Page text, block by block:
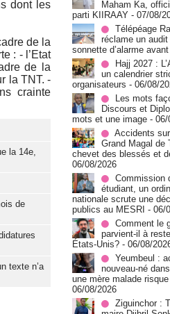
dont les
de la
: - l’Etat
de la
la TNT. -
crainte
la 14e,
de
texte n’a
Maham Ka,
parti KIIRAAY - 07/08/
Télépéage
réclame un
sonnette d’alarme
Hajj 2027 :
un calendrier
organisateurs - 06/08/
Les mots
Discours et
mots et une image - 06/
Accidents
Grand Magal de
chevet des blessés et
06/08/2026
Commission
étudiant, un
nationale scrute une
publics au MESRI - 06/
Comment le
parvient-il à
États-Unis? - 06/08/
Yeumbeul :
nouveau-né
une mère malade
06/08/2026
Ziguinchor :